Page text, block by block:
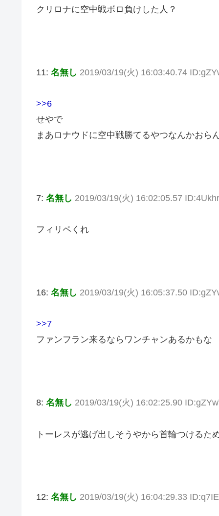
クリロナに空中戦ボロ負けした人？
11: 名無し 2019/03/19(火) 16:03:40.74
>>6
せやで
まあロナウドに空中戦勝てるやつなんかおら
7: 名無し 2019/03/19(火) 16:02:05.57
フィリペくれ
16: 名無し 2019/03/19(火) 16:05:37.50
>>7
ファンフラン来るならワンチャンあるかもな
8: 名無し 2019/03/19(火) 16:02:25.90
トーレスが逃げ出しそうやから首輪つけるた
12: 名無し 2019/03/19(火) 16:04:29.33